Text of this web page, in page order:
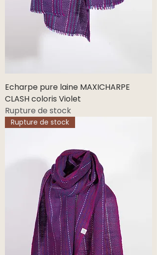
Echarpe pure laine MAXICHARPE
CLASH coloris Violet
Rupture de stock
Rupture de stock